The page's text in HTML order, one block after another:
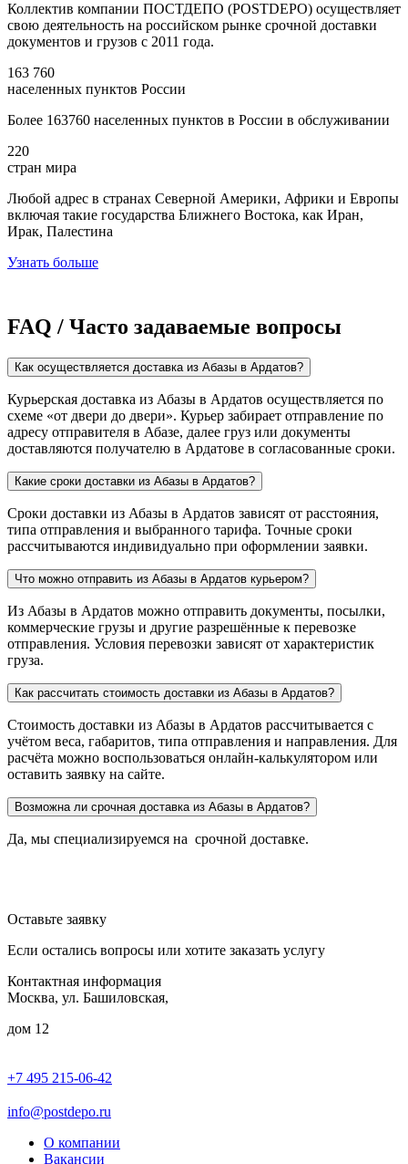
Коллектив компании ПОСТДЕПО (POSTDEPO) осуществляет
свою деятельность на российском рынке срочной доставки
документов и грузов с 2011 года.
163 760
населенных пунктов России
Более 163760 населенных пунктов в России в обслуживании
220
стран мира
Любой адрес в странах Северной Америки, Африки и Европы
включая такие государства Ближнего Востока, как Иран,
Ирак, Палестина
Узнать больше
FAQ / Часто задаваемые вопросы
Как осуществляется доставка из Абазы в Ардатов?
Курьерская доставка из Абазы в Ардатов осуществляется по
схеме «от двери до двери». Курьер забирает отправление по
адресу отправителя в Абазе, далее груз или документы
доставляются получателю в Ардатове в согласованные сроки.
Какие сроки доставки из Абазы в Ардатов?
Сроки доставки из Абазы в Ардатов зависят от расстояния,
типа отправления и выбранного тарифа. Точные сроки
рассчитываются индивидуально при оформлении заявки.
Что можно отправить из Абазы в Ардатов курьером?
Из Абазы в Ардатов можно отправить документы, посылки,
коммерческие грузы и другие разрешённые к перевозке
отправления. Условия перевозки зависят от характеристик
груза.
Как рассчитать стоимость доставки из Абазы в Ардатов?
Стоимость доставки из Абазы в Ардатов рассчитывается с
учётом веса, габаритов, типа отправления и направления. Для
расчёта можно воспользоваться онлайн-калькулятором или
оставить заявку на сайте.
Возможна ли срочная доставка из Абазы в Ардатов?
Да, мы специализируемся на срочной доставке.
Оставьте заявку
Если остались вопросы или хотите заказать услугу
Контактная информация
Москва, ул. Башиловская,
дом 12
+7 495 215-06-42
info@postdepo.ru
О компании
Вакансии